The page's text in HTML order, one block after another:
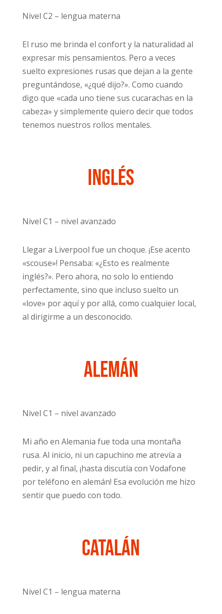
Nivel C2 – lengua materna
El ruso me brinda el confort y la naturalidad al
expresar mis pensamientos. Pero a veces
suelto expresiones rusas que dejan a la gente
preguntándose, «¿qué dijo?». Como cuando
digo que «cada uno tiene sus cucarachas en la
cabeza» y simplemente quiero decir que todos
tenemos nuestros rollos mentales.
Inglés
Nivel C1 – nivel avanzado
Llegar a Liverpool fue un choque. ¡Ese acento
«scouse»! Pensaba: «¿Esto es realmente
inglés?». Pero ahora, no solo lo entiendo
perfectamente, sino que incluso suelto un
«love» por aquí y por allá, como cualquier local,
al dirigirme a un desconocido.
Alemán
Nivel C1 – nivel avanzado
Mi año en Alemania fue toda una montaña
rusa. Al inicio, ni un capuchino me atrevía a
pedir, y al final, ¡hasta discutía con Vodafone
por teléfono en alemán! Esa evolución me hizo
sentir que puedo con todo.
Catalán
Nivel C1 – lengua materna